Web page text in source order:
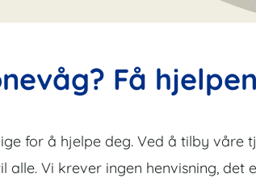
Få
for å hjelpe deg. Ved å tilby våre
Vi krever ingen henvisning, det